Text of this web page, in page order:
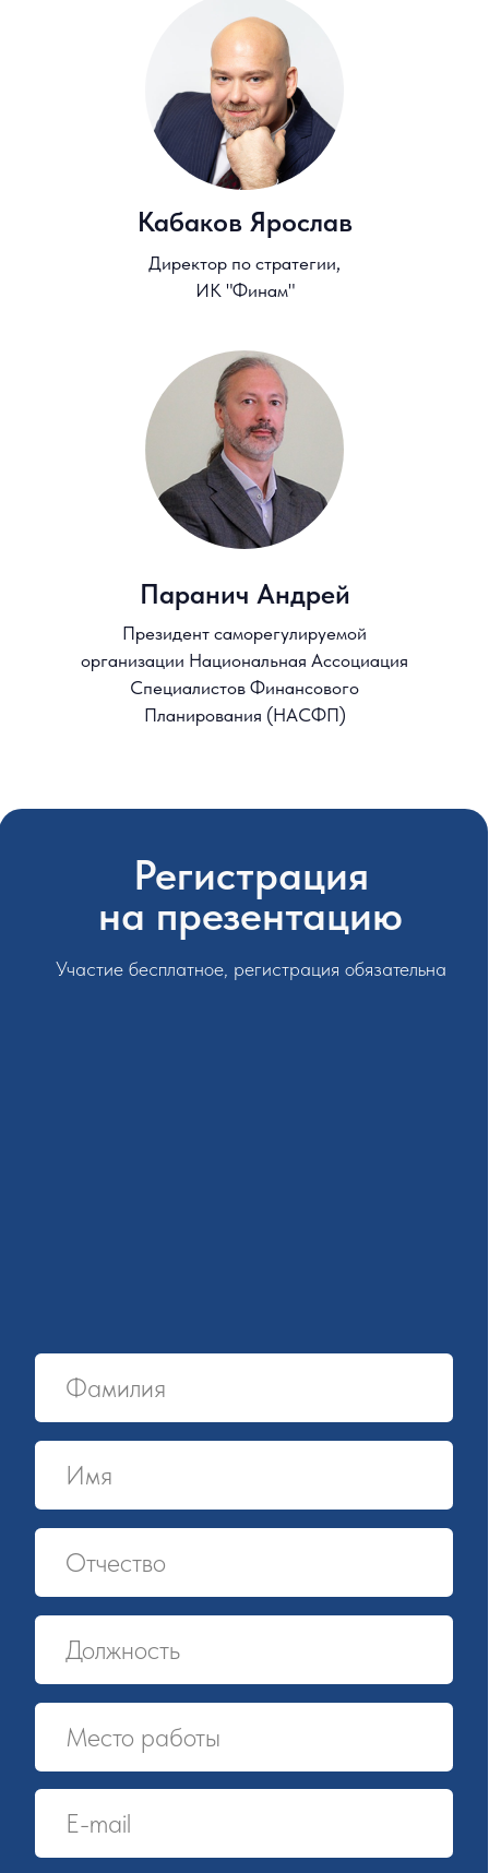
Олеся Кубынина
Менеджер отдела маркетинга и
продаж ДПО Высшей школы
бизнеса НИУ ВШЭ
Соглашение о конфиденциальности
Все права защищены
О Высшей школе бизнеса
НИУ ВШЭ
Центр программ развития руководителей